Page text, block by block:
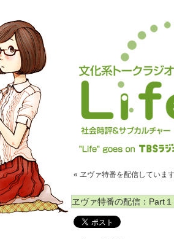
« ヱヴァ特番を配信していま
ヱヴァ特番の配信：Part１